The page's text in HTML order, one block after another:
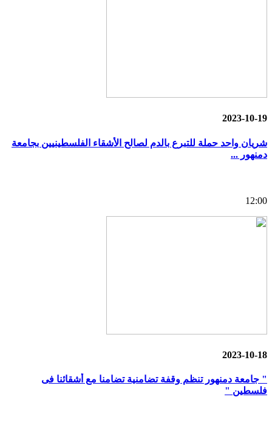
2023-10-19
شريان واحد حملة للتبرع بالدم لصالح الأشقاء الفلسطينيين بجامعة
دمنهور ...
12:00
2023-10-18
" جامعة دمنهور تنظم وقفة تضامنية تضامنا مع أشقائنا فى
فلسطين "